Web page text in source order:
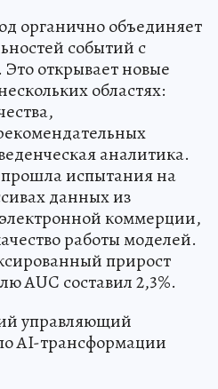
органично объединяет
событий с
открывает новые
областях:
аналитика.
испытания на
данных из
коммерции,
работы моделей.
прирост
AUC составил 2,3%.
управляющий
AI-трансформации